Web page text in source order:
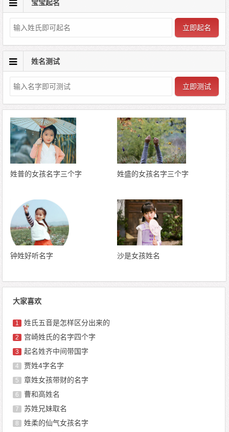
宝宝起名
立即起名
姓名测试
立即测试
姓普的女孩名字三个字 姓盛的女孩名字三个字
钟姓好听名字 沙是女孩姓名
大家喜欢
1 姓氏五音是怎样区分出来的
2 宫崎姓氏的名字四个字
3 起名姓齐中间带国字
4 贾姓4字名字
5 章姓女孩带财的名字
6 曹和高姓名
7 苏姓兄妹取名
8 姓柔的仙气女孩名字